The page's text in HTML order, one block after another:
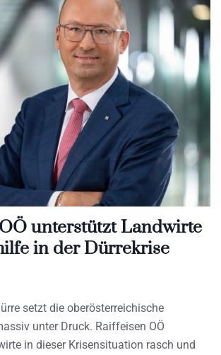
unterstützt Landwirte
in der Dürrekrise
setzt die oberösterreichische
unter Druck. Raiffeisen OÖ
in dieser Krisensituation rasch und